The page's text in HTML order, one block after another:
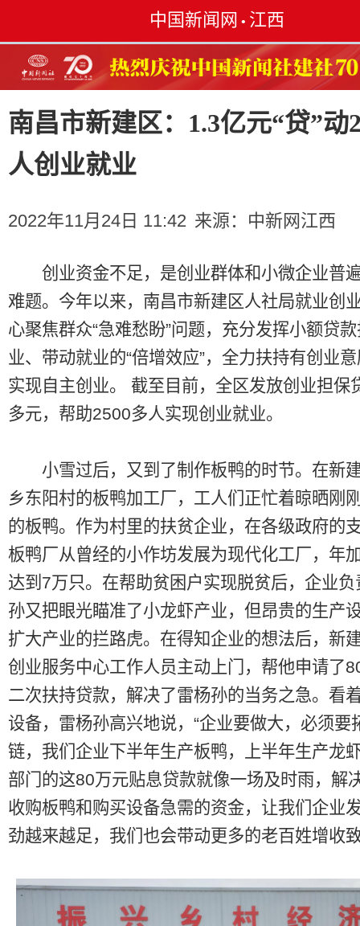
中国新闻网 • 江西
南昌市新建区：1.3亿元“贷”动
人创业就业
2022年11月24日 11:42 来源： 中新网江西
创业资金不足，是创业群体和小微企业普
难题。今年以来，南昌市新建区人社局就业创
心聚焦群众“急难愁盼”问题，充分发挥小额贷
业、带动就业的“倍增效应”，全力扶持有创业
实现自主创业。 截至目前，全区发放创业担保
多元，帮助2500多人实现创业就业。
小雪过后，又到了制作板鸭的时节。在新
乡东阳村的板鸭加工厂，工人们正忙着晾晒刚
的板鸭。作为村里的扶贫企业，在各级政府的
板鸭厂从曾经的小作坊发展为现代化工厂，年
达到7万只。在帮助贫困户实现脱贫后，企业
孙又把眼光瞄准了小龙虾产业，但昂贵的生产
扩大产业的拦路虎。在得知企业的想法后，新
创业服务中心工作人员主动上门，帮他申请了
二次扶持贷款，解决了雷杨孙的当务之急。看
设备，雷杨孙高兴地说，“企业要做大，必须要
链，我们企业下半年生产板鸭，上半年生产龙
部门的这80万元贴息贷款就像一场及时雨，解
收购板鸭和购买设备急需的资金，让我们企业
劲越来越足，我们也会带动更多的老百姓增收